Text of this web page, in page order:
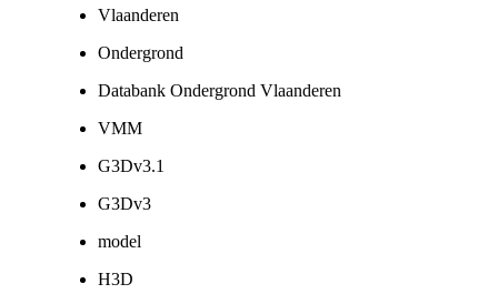
Vlaanderen
Ondergrond
Databank Ondergrond Vlaanderen
VMM
G3Dv3.1
G3Dv3
model
H3D